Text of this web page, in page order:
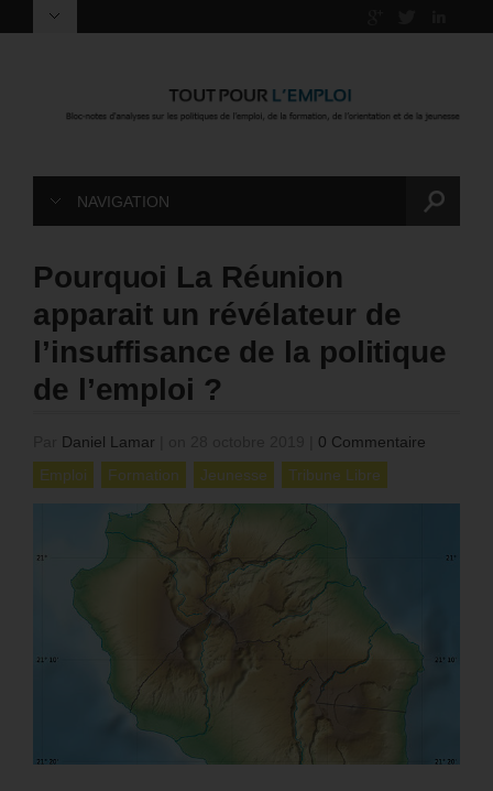
NAVIGATION
Pourquoi La Réunion
apparait un révélateur de
l’insuffisance de la politique
de l’emploi ?
Daniel Lamar
0 Commentaire
Emploi
Formation Jeunesse Tribune Libre